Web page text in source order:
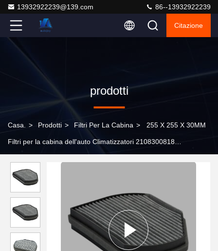
13932922239@139.com 86--13932922239
Citazione
prodotti
Casa. > Prodotti > Filtri Per La Cabina > 255 X 255 X 30MM
Filtri per la cabina dell'auto Climatizzatori 2108300818